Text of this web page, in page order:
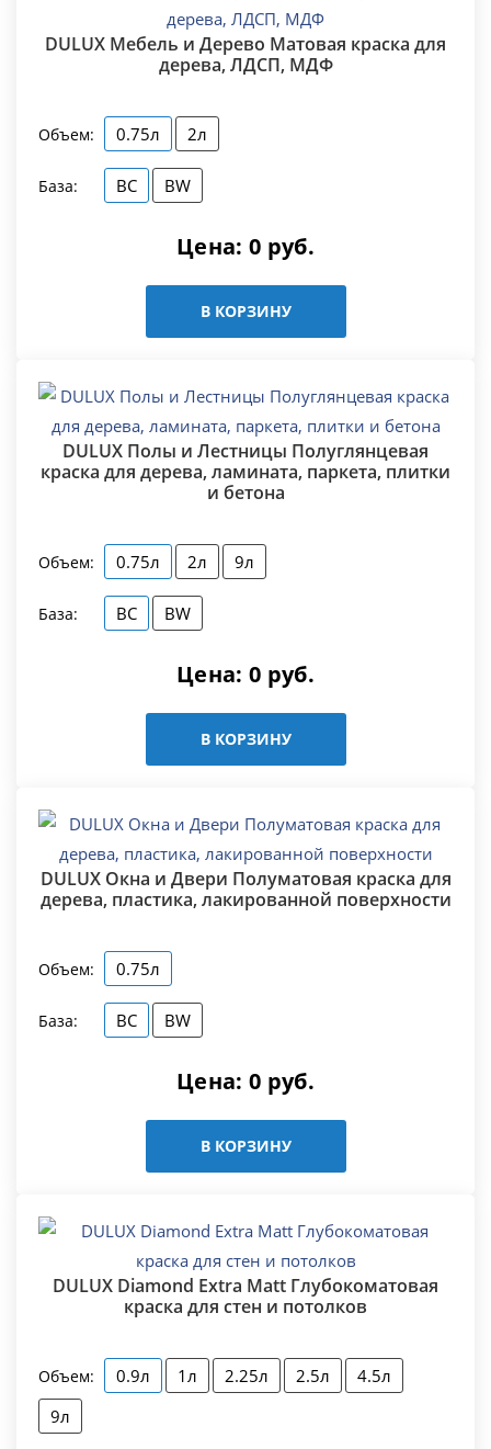
DULUX Мебель и Дерево Матовая краска для
дерева, ЛДСП, МДФ
Объем: 0.75л 2л
База: BC BW
Цена: 0 руб.
В КОРЗИНУ
DULUX Полы и Лестницы Полуглянцевая
краска для дерева, ламината, паркета, плитки
и бетона
Объем: 0.75л 2л 9л
База: BC BW
Цена: 0 руб.
В КОРЗИНУ
DULUX Окна и Двери Полуматовая краска для
дерева, пластика, лакированной поверхности
Объем: 0.75л
База: BC BW
Цена: 0 руб.
В КОРЗИНУ
DULUX Diamond Extra Matt Глубокоматовая
краска для стен и потолков
Объем: 0.9л 1л 2.25л 2.5л
4.5л
9л